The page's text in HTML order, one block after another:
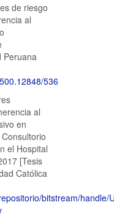
de riesgo
al
Peruana
536
al
en
el Hospital
[Tesis
Católica
bitstream/handle/